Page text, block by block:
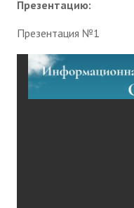
Презентацию:
Презентация №1